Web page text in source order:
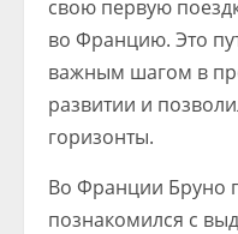
свою первую
во Францию. Это
важным шагом в
развитии и
горизонты.
Во Франции Бруно
познакомился с